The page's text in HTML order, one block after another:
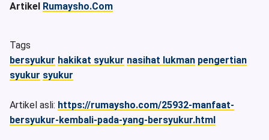
Artikel Rumaysho.Com
Tags
bersyukur hakikat syukur nasihat lukman pengertian
syukur syukur
Artikel asli: https://rumaysho.com/25932-manfaat-
bersyukur-kembali-pada-yang-bersyukur.html